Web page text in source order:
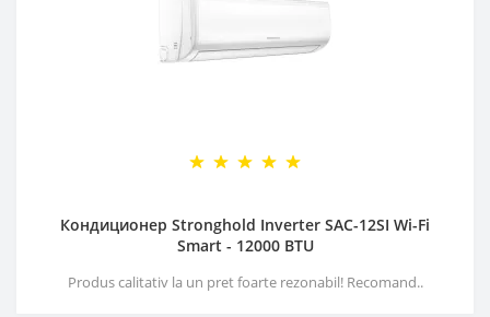
Кондиционер Stronghold Inverter SAC-12SI Wi-Fi
Smart - 12000 BTU
Produs calitativ la un pret foarte rezonabil! Recomand..